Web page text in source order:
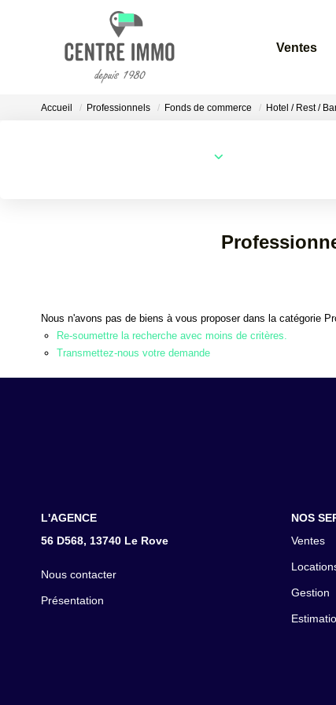
Ventes
Accueil Professionnels Fonds de commerce Hotel / Rest /
Nous n'avons pas de biens à vous proposer dans la catégorie
Re-soumettre la recherche avec moins de critères.
Transmettez-nous votre demande
L'AGENCE
56 D568, 13740 Le Rove
Nous contacter
Présentation
NOS
Ventes
Gestion